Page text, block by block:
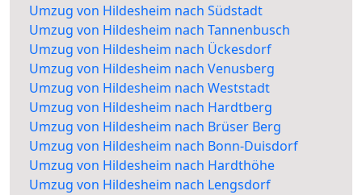
Umzug von Hildesheim nach Südstadt
Umzug von Hildesheim nach Tannenbusch
Umzug von Hildesheim nach Ückesdorf
Umzug von Hildesheim nach Venusberg
Umzug von Hildesheim nach Weststadt
Umzug von Hildesheim nach Hardtberg
Umzug von Hildesheim nach Brüser Berg
Umzug von Hildesheim nach Bonn-Duisdorf
Umzug von Hildesheim nach Hardthöhe
Umzug von Hildesheim nach Lengsdorf